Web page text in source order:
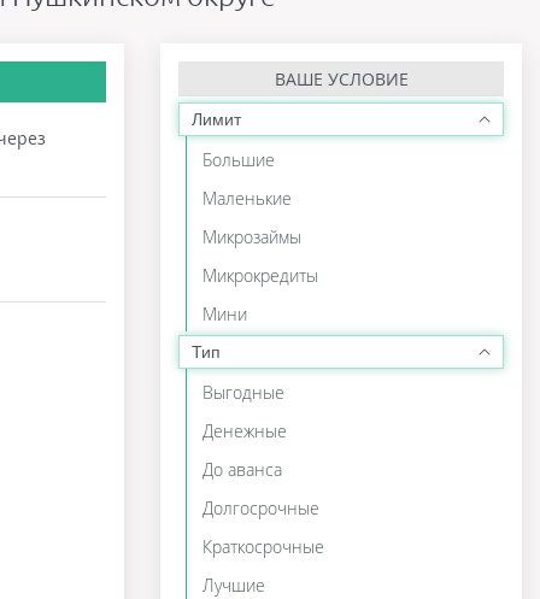
ВАШЕ УСЛОВИЕ
Лимит
Большие
Маленькие
Микрозаймы
Микрокредиты
Мини
Тип
Выгодные
Денежные
До аванса
Долгосрочные
Краткосрочные
Лучшие